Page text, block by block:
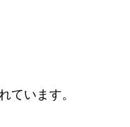
ています。